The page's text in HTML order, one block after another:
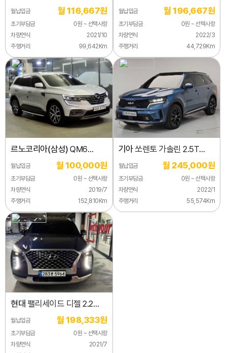
LPe RE 시그니처 2WD
월납입금 월 116,667원
초기부담금
0원 ~ 선택사항
차량연식
2021/10
주행거리
99,642Km
디젤 2.2 4WD
월납입금 월 196,667원
초기부담금
0원 ~ 선택사항
차량연식
2022/3
주행거리
44,729Km
르노코리아(삼성) QM6
가솔린 2.0 GDe RE 시그니처
2WD
월납입금 월 100,000원
초기부담금
0원 ~ 선택사항
차량연식
2019/7
주행거리
152,810Km
기아쏘렌토 가솔린 2.5T
4WD 노블레스
월납입금 월 245,000원
초기부담금
0원 ~ 선택사항
차량연식
2022/1
주행거리
55,574Km
현대 팰리세이드 디젤 2.2
2WD
월납입금 월 198,333원
초기부담금
0원 ~ 선택사항
차량연식
2021/7